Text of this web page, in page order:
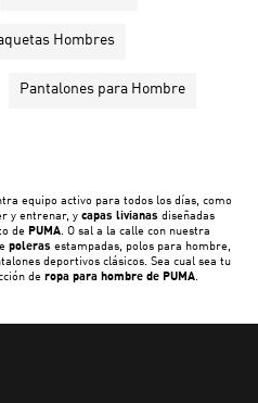
Hombres
Pantalones para Hombre
equipo activo para todos los días, como
y entrenar, y capas livianas diseñadas
de PUMA. O sal a la calle con nuestra
poleras estampadas, polos para hombre,
deportivos clásicos. Sea cual sea tu
de ropa para hombre de PUMA.